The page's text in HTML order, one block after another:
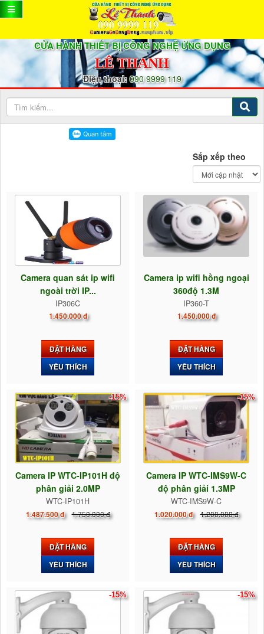
CỬA HÀNH THIẾT BỊ CÔNG NGHỆ ỨNG DỤNG
LÊ THANH
Điện thoại: 090 9999 119
Sắp xếp theo
Camera quan sát ip wifi
ngoài trời IP...
IP306C
1.450.000 đ
ĐẶT HÀNG
YÊU THÍCH
Camera ip wifi hồng ngoại
360độ 1.3M
IP360-T
1.450.000 đ
ĐẶT HÀNG
YÊU THÍCH
-15%
Camera IP WTC-IP101H độ
phân giải 2.0MP
WTC-IP101H
1.487.500 đ 1.750.000 đ
ĐẶT HÀNG
YÊU THÍCH
-15%
Camera IP WTC-IMS9W-C
độ phân giải 1.3MP
WTC-IMS9W-C
1.020.000 đ 1.200.000 đ
ĐẶT HÀNG
YÊU THÍCH
-15% -15%